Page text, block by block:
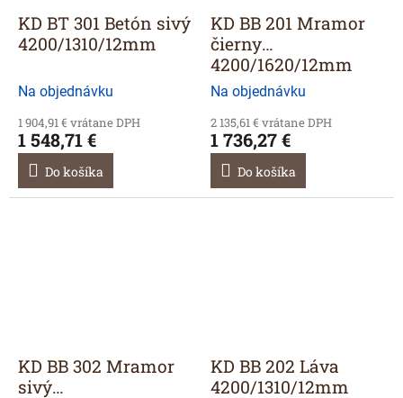
KD BT 301 Betón sivý
4200/1310/12mm
Na objednávku
1 904,91 € vrátane DPH
1 548,71 €
Do košíka
KD BB 201 Mramor
čierny
4200/1620/12mm
Na objednávku
2 135,61 € vrátane DPH
1 736,27 €
Do košíka
KD BB 302 Mramor
sivý
KD BB 202 Láva
4200/1310/12mm